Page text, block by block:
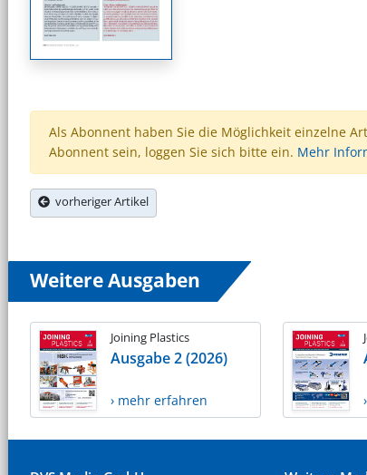
Als Abonnent haben Sie die Möglichkeit einzelne
Abonnent sein, loggen Sie sich bitte ein. Mehr
vorheriger Artikel
Weitere Ausgaben
Joining Plastics
Ausgabe 2 (2026)
› mehr erfahren